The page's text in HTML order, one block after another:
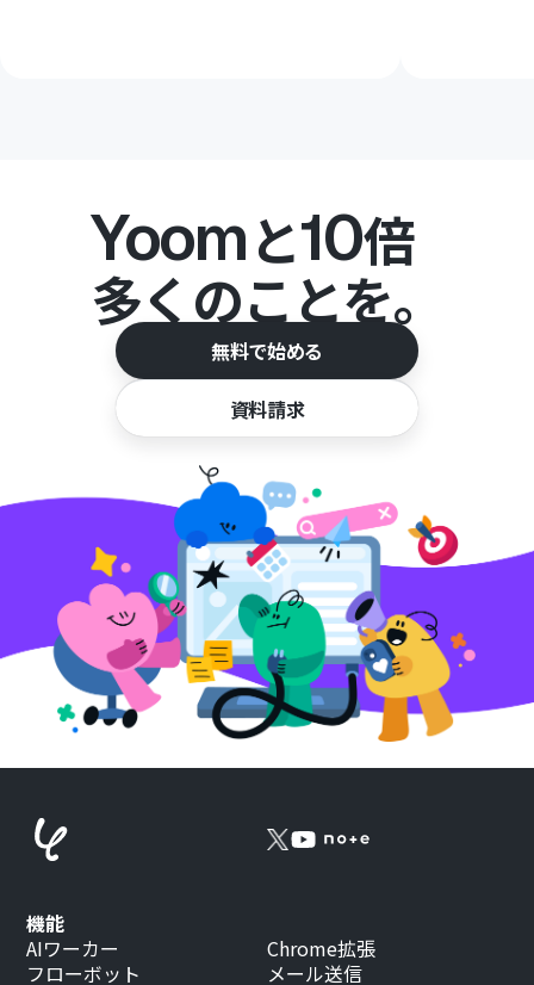
Yoomと10倍
多くのことを。
無料で始める
資料請求
機能
AIワーカー
フローボット
Chrome拡張
メール送信